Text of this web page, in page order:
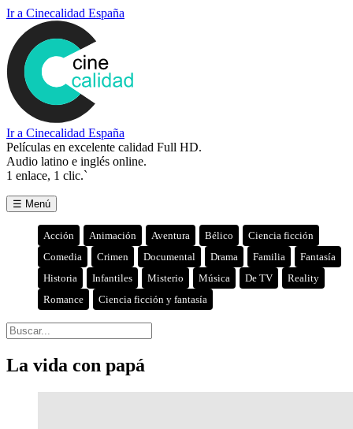
Ir a Cinecalidad España
Ir a Cinecalidad España
Películas en excelente calidad Full HD.
Audio latino e inglés online.
1 enlace, 1 clic.`
☰ Menú
Acción Animación Aventura Bélico
Ciencia ficción
Comedia
Crimen Documental Drama Familia
Fantasía
Historia
Infantiles Misterio Música De TV
Reality
Romance
Ciencia ficción y fantasía
La vida con papá